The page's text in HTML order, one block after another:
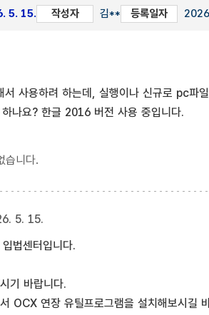
5. 15. 작성자 김** 등록일자
서 사용하려 하는데, 실행이나 신규로 pc파
나요? 한글 2016 버전 사용 중입니다.
습니다.
5. 15.
법센터입니다.
기 바랍니다.
OCX 연장 유틸프로그램을 설치해보시길